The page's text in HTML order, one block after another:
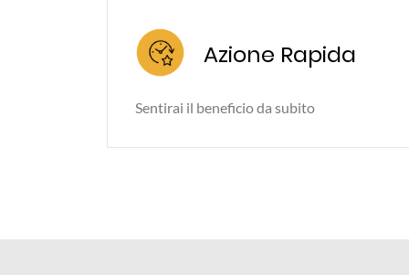
Azione Rapida
Sentirai il beneficio da subito